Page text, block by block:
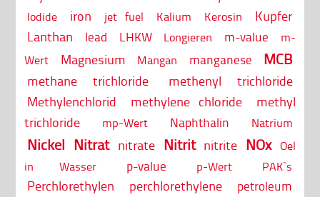
Iodide
iron jet fuel Kalium Kerosin
Kupfer
Lanthan
lead LHKW Longieren m-value
m-
Wert
Magnesium Mangan manganese MCB
methane trichloride
methenyl trichloride
Methylenchlorid
methylene chloride
methyl
trichloride
mp-Wert Naphthalin Natrium
Nickel Nitrat nitrate Nitrit nitrite NOx Oel
in Wasser
p-value p-Wert PAK`s
Perchlorethylen perchlorethylene petroleum